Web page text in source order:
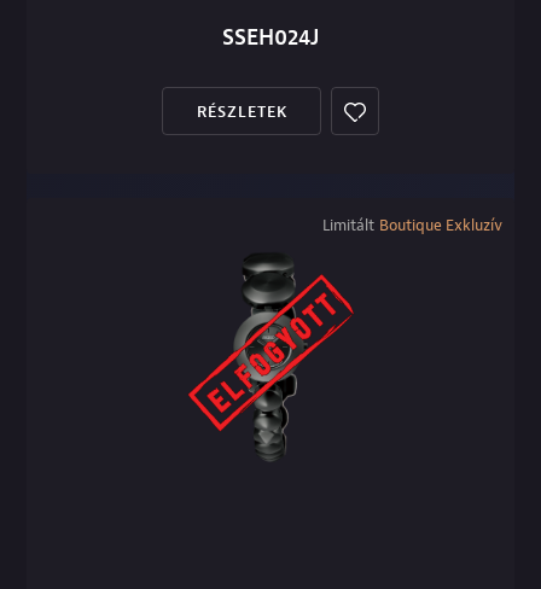
SSEH024J
RÉSZLETEK
Limitált Boutique Exkluzív